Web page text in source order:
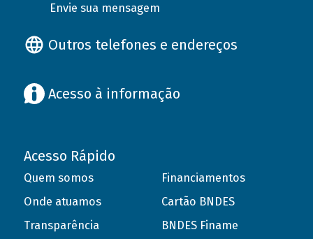
Envie sua mensagem
Outros telefones e endereços
Acesso à informação
Acesso Rápido
Quem somos
Onde atuamos
Transparência
Financiamentos
Cartão BNDES
BNDES Finame